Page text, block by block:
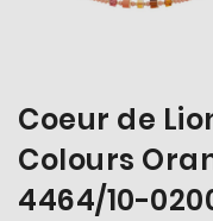
Coeur de
Colours
4464/10-